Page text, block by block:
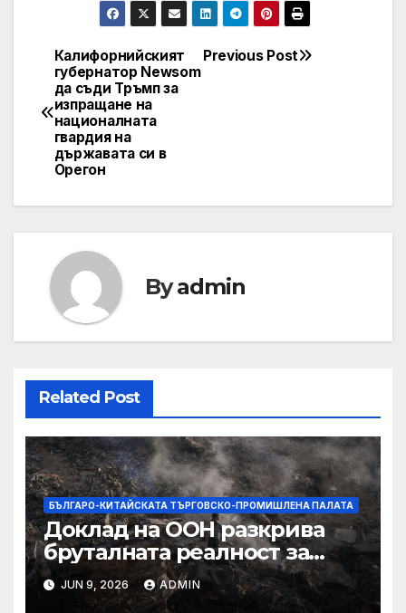
Post
navigation
Previous Post
Калифорнийският
губернатор Newsom
да съди Тръмп за
изпращане на
националната
гвардия на
държавата си в
Орегон
Byadmin
Related Post
БЪЛГАРО-КИТАЙСКАТА ТЪРГОВСКО-ПРОМИШЛЕНА ПАЛАТА
Доклад на ООН разкрива
бруталната реалност за
палестинците в Газа,
Западния бряг
JUN 9, 2026 ADMIN